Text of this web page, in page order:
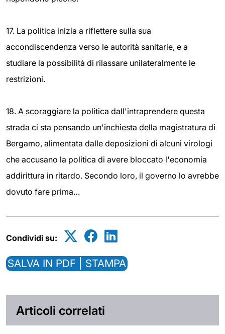
17. La politica inizia a riflettere sulla sua
accondiscendenza verso le autorità sanitarie, e a
studiare la possibilità di rilassare unilateralmente le
restrizioni.
18. A scoraggiare la politica dall'intraprendere questa
strada ci sta pensando un'inchiesta della magistratura di
Bergamo, alimentata dalle deposizioni di alcuni virologi
che accusano la politica di avere bloccato l'economia
addirittura in ritardo. Secondo loro, il governo lo avrebbe
dovuto fare prima…
Condividi su:
SALVA IN PDF | STAMPA
Articoli correlati